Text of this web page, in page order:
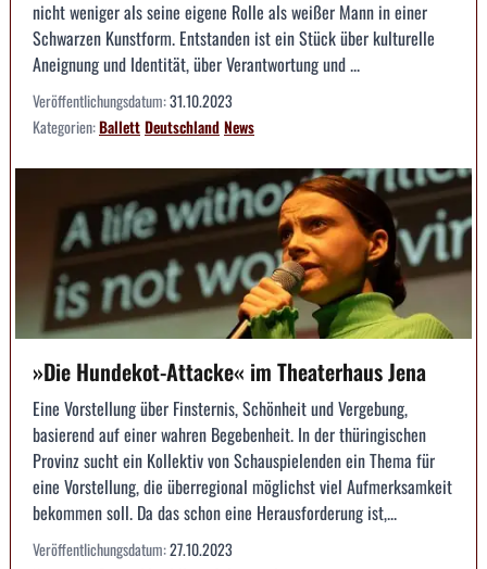
nicht weniger als seine eigene Rolle als weißer Mann in einer
Schwarzen Kunstform. Entstanden ist ein Stück über kulturelle
Aneignung und Identität, über Verantwortung und ...
Veröffentlichungsdatum:31.10.2023
Kategorien:BallettDeutschlandNews
»Die Hundekot-Attacke« im Theaterhaus Jena
Eine Vorstellung über Finsternis, Schönheit und Vergebung,
basierend auf einer wahren Begebenheit. In der thüringischen
Provinz sucht ein Kollektiv von Schauspielenden ein Thema für
eine Vorstellung, die überregional möglichst viel Aufmerksamkeit
bekommen soll. Da das schon eine Herausforderung ist,...
Veröffentlichungsdatum:27.10.2023